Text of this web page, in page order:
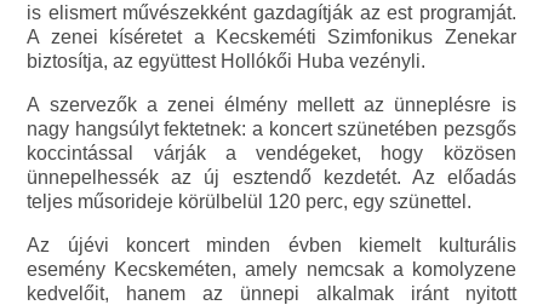
is elismert művészekként gazdagítják az est programját.
A zenei kíséretet a Kecskeméti Szimfonikus Zenekar
biztosítja, az együttest Hollókői Huba vezényli.
A szervezők a zenei élmény mellett az ünneplésre is
nagy hangsúlyt fektetnek: a koncert szünetében pezsgős
koccintással várják a vendégeket, hogy közösen
ünnepelhessék az új esztendő kezdetét. Az előadás
teljes műsorideje körülbelül 120 perc, egy szünettel.
Az újévi koncert minden évben kiemelt kulturális
esemény Kecskeméten, amely nemcsak a komolyzene
kedvelőit, hanem az ünnepi alkalmak iránt nyitott